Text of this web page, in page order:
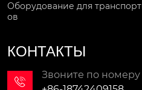
Оборудование для
ов
КОНТАКТЫ

Звоните по номеру